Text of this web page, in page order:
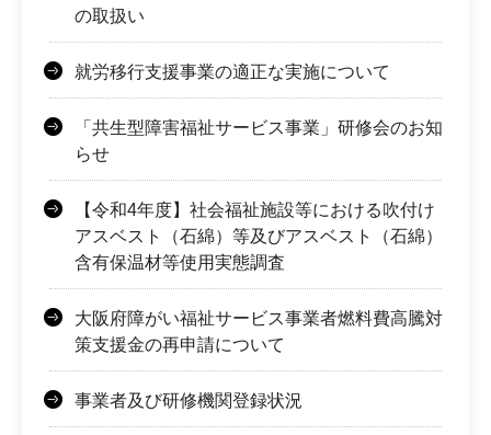
の取扱い
就労移行支援事業の適正な実施について
「共生型障害福祉サービス事業」研修会のお知
らせ
【令和4年度】社会福祉施設等における吹付け
アスベスト（石綿）等及びアスベスト（石綿）
含有保温材等使用実態調査
大阪府障がい福祉サービス事業者燃料費高騰対
策支援金の再申請について
事業者及び研修機関登録状況